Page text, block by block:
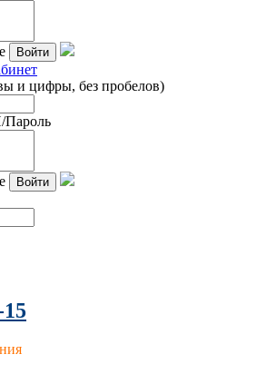
Войти
и цифры, без пробелов)
Войти